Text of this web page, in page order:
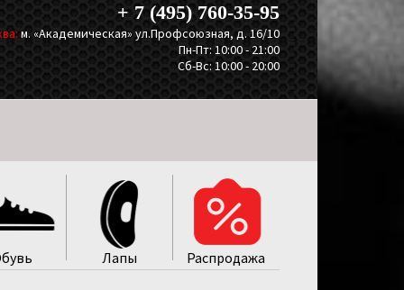
+ 7 (495) 760-35-95
м. «Академическая» ул.Профсоюзная, д. 16/10
Пн-Пт: 10:00 - 21:00
Сб-Вс: 10:00 - 20:00
Лапы Распродажa